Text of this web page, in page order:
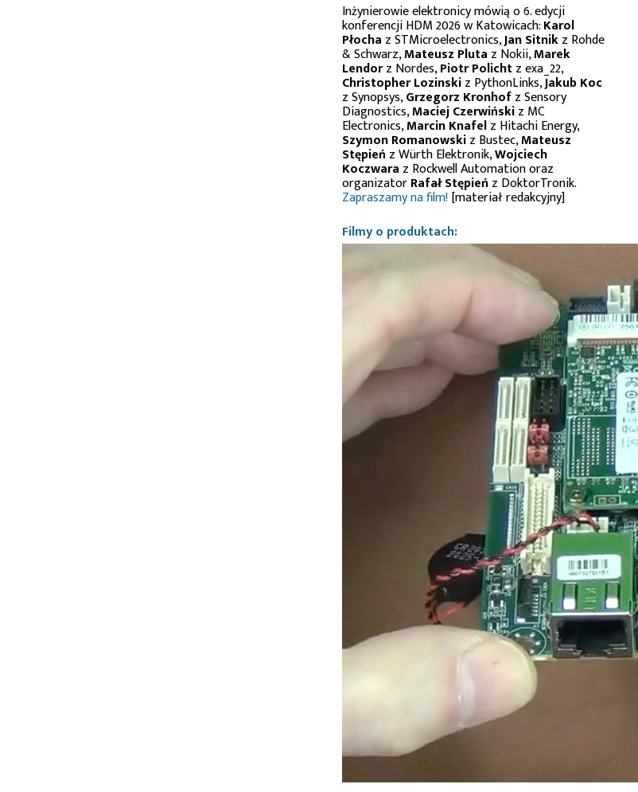
Inżynierowie elektronicy mówią o 6. edycji
konferencji HDM 2026 w Katowicach:Karol
Płocha z STMicroelectronics,Jan Sitnikz Rohde
& Schwarz,Mateusz Pluta z Nokii,Marek
Lendorz Nordes,Piotr Polichtz exa_22,
Christopher Lozinskiz PythonLinks,Jakub Koc
z Synopsys,Grzegorz Kronhofz Sensory
Diagnostics,Maciej Czerwińskiz MC
Electronics,Marcin Knafelz Hitachi Energy,
Szymon Romanowskiz Bustec,Mateusz
Stępień z Würth Elektronik,Wojciech
Koczwara z Rockwell Automation oraz
organizatorRafał Stępień z DoktorTronik.
Zapraszamy na film![materiał redakcyjny]
Filmy o produktach: